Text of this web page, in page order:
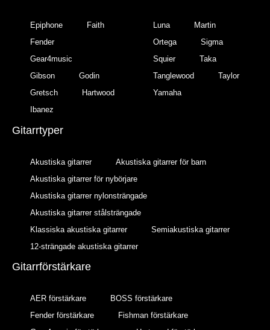
Epiphone
Faith
Fender
Gear4music
Gibson
Godin
Gretsch
Hartwood
Ibanez
Luna
Martin
Ortega
Sigma
Squier
Taka
Tanglewood
Taylor
Yamaha
Gitarrtyper
Akustiska gitarrer
Akustiska gitarrer för barn
Akustiska gitarrer för nybörjare
Akustiska gitarrer nylonsträngade
Akustiska gitarrer stålsträngade
Klassiska akustiska gitarrer
Semiakustiska gitarrer
12-strängade akustiska gitarrer
Gitarrförstärkare
AER förstärkare
BOSS förstärkare
Fender förstärkare
Fishman förstärkare